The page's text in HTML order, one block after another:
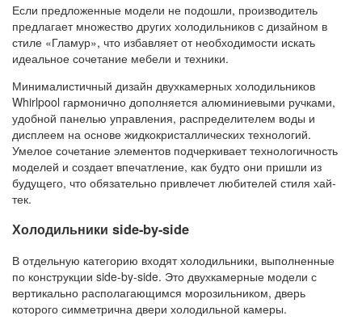
Если предложенные модели не подошли, производитель
предлагает множество других холодильников с дизайном в
стиле «Гламур», что избавляет от необходимости искать
идеальное сочетание мебели и техники.
Минималистичный дизайн двухкамерных холодильников
Whirlpool гармонично дополняется алюминиевыми ручками,
удобной панелью управления, распределителем воды и
дисплеем на основе жидкокристаллических технологий.
Умелое сочетание элементов подчеркивает технологичность
моделей и создает впечатление, как будто они пришли из
будущего, что обязательно привлечет любителей стиля хай-
тек.
Холодильники side-by-side
В отдельную категорию входят холодильники, выполненные
по конструкции side-by-side. Это двухкамерные модели с
вертикально располагающимся морозильником, дверь
которого симметрична двери холодильной камеры.